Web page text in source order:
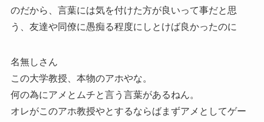
のだから、言葉には気を付けた方が良いって事だと思
う、友達や同僚に愚痴る程度にしとけば良かったのに
名無しさん
この大学教授、本物のアホやな。
何の為にアメとムチと言う言葉があるねん。
オレがこのアホ教授やとするならばまずアメとしてゲー